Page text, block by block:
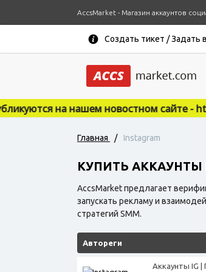
AccsMarket - Магазин аккаунтов
Создать тикет / Задать
сайте - https://
Главная / Instagram
КУПИТЬ АККАУНТЫ
AccsMarket предлагает
запускать рекламу и
стратегий SMM.
Автореги
Аккаунты IG